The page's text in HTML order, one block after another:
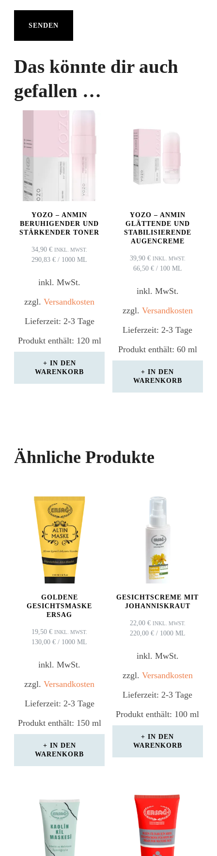
Das könnte dir auch
gefallen …
YOZO – ANMIN
BERUHIGENDER UND
STÄRKENDER TONER
34,90€ INKL. MWST.
290,83€ / 1000 ML
inkl. MwSt.
zzgl.Versandkosten
Lieferzeit: 2-3 Tage
Produkt enthält: 120 ml
IN DEN
WARENKORB
YOZO – ANMIN
GLÄTTENDE UND
STABILISIERENDE
AUGENCREME
39,90 € INKL. MWST.
66,50 €/ 100 ML
inkl. MwSt.
zzgl. Versandkosten
Lieferzeit: 2-3 Tage
Produkt enthält: 60 ml
IN DEN
WARENKORB
Ähnliche Produkte
GOLDENE
GESICHTSMASKE
ERSAG
19,50€ INKL. MWST.
130,00€ / 1000 ML
inkl. MwSt.
zzgl.Versandkosten
Lieferzeit: 2-3 Tage
Produkt enthält: 150 ml
IN DEN
WARENKORB
GESICHTSCREME MIT
JOHANNISKRAUT
22,00 € INKL. MWST.
220,00 €/ 1000 ML
inkl. MwSt.
zzgl. Versandkosten
Lieferzeit: 2-3 Tage
Produkt enthält: 100ml
IN DEN
WARENKORB